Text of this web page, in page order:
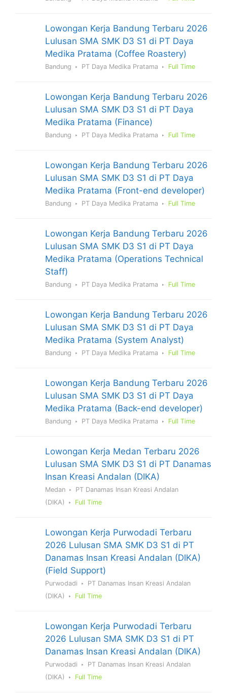
Lowongan Kerja Bandung Terbaru 2026
Lulusan SMA SMK D3 S1 di PT Daya
Medika Pratama (Coffee Roastery)
Bandung PT Daya Medika Pratama Full Time
Lowongan Kerja Bandung Terbaru 2026
Lulusan SMA SMK D3 S1 di PT Daya
Medika Pratama (Finance)
Bandung PT Daya Medika Pratama Full Time
Lowongan Kerja Bandung Terbaru 2026
Lulusan SMA SMK D3 S1 di PT Daya
Medika Pratama (Front-end developer)
Bandung PT Daya Medika Pratama Full Time
Lowongan Kerja Bandung Terbaru 2026
Lulusan SMA SMK D3 S1 di PT Daya
Medika Pratama (Operations Technical
Staff)
Bandung PT Daya Medika Pratama Full Time
Lowongan Kerja Bandung Terbaru 2026
Lulusan SMA SMK D3 S1 di PT Daya
Medika Pratama (System Analyst)
Bandung PT Daya Medika Pratama Full Time
Lowongan Kerja Bandung Terbaru 2026
Lulusan SMA SMK D3 S1 di PT Daya
Medika Pratama (Back-end developer)
Bandung PT Daya Medika Pratama Full Time
Lowongan Kerja Medan Terbaru 2026
Lulusan SMA SMK D3 S1 di PT Danamas
Insan Kreasi Andalan (DIKA)
Medan
PT Danamas Insan Kreasi Andalan
(DIKA)
Full Time
Lowongan Kerja Purwodadi Terbaru
2026 Lulusan SMA SMK D3 S1 di PT
Danamas Insan Kreasi Andalan (DIKA)
(Field Support)
Purwodadi
PT Danamas Insan Kreasi Andalan
(DIKA)
Full Time
Lowongan Kerja Purwodadi Terbaru
2026 Lulusan SMA SMK D3 S1 di PT
Danamas Insan Kreasi Andalan (DIKA)
Purwodadi
PT Danamas Insan Kreasi Andalan
(DIKA)
Full Time